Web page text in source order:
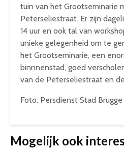
tuin van het Grootseminarie
Peterseliestraat. Er zijn
14 uur en ook tal van
unieke gelegenheid om te
het Grootseminarie, een
binnnenstad, goed
van de Peterseliestraat en
Foto: Persdienst Stad Brugge
Mogelijk ook